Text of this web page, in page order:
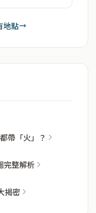
地點
帶「火」？
完整解析
揭密